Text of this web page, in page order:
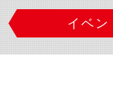
イベ